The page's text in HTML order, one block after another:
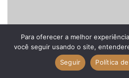
Para oferecer a melhor
você seguir usando o site,
Seguir
Política